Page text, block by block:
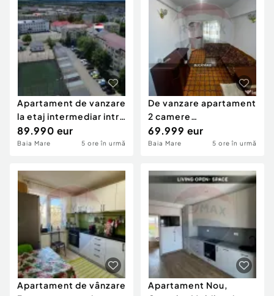
Apartament de vanzare
la etaj intermediar intre
scoli si ...
89.990 eur
Baia Mare 5 ore în urmă
De vanzare apartament
2 camere
decomandate
Ultracentral -...
69.999 eur
Baia Mare 5 ore în urmă
Apartament de vânzare
Apartament Nou,